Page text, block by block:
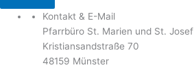
Kontakt & E-Mail
Pfarrbüro St. Marien und St. Josef
Kristiansandstraße 70
48159 Münster